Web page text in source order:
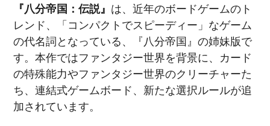
『八分帝国：伝説』 は、近年のボードゲームのト
レンド、「コンパクトでスピーディー」なゲーム
の代名詞となっている、『八分帝国』の姉妹版で
す。本作ではファンタジー世界を背景に、カード
の特殊能力やファンタジー世界のクリーチャーた
ち、連結式ゲームボード、新たな選択ルールが追
加されています。